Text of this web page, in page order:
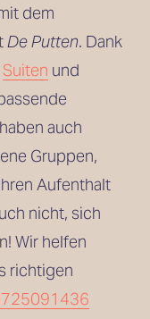
dem
De Putten. Dank
Suiten und
Gruppen,
Aufenthalt
nicht, sich
Wir helfen
richtigen